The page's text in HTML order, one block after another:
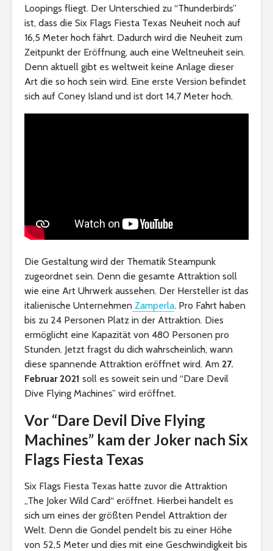
Loopings fliegt. Der Unterschied zu “Thunderbirds”
ist, dass die Six Flags Fiesta Texas Neuheit noch auf
16,5 Meter hoch fährt. Dadurch wird die Neuheit zum
Zeitpunkt der Eröffnung, auch eine Weltneuheit sein.
Denn aktuell gibt es weltweit keine Anlage dieser
Art die so hoch sein wird. Eine erste Version befindet
sich auf Coney Island und ist dort 14,7 Meter hoch.
Die Gestaltung wird der Thematik Steampunk
zugeordnet sein. Denn die gesamte Attraktion soll
wie eine Art Uhrwerk aussehen. Der Hersteller ist das
italienische Unternehmen Zamperla. Pro Fahrt haben
bis zu 24 Personen Platz in der Attraktion. Dies
ermöglicht eine Kapazität von 480 Personen pro
Stunden. Jetzt fragst du dich wahrscheinlich, wann
diese spannende Attraktion eröffnet wird. Am 27.
Februar 2021 soll es soweit sein und “Dare Devil
Dive Flying Machines” wird eröffnet.
Vor “Dare Devil Dive Flying
Machines” kam der Joker nach Six
Flags Fiesta Texas
Six Flags Fiesta Texas hatte zuvor die Attraktion
„The Joker Wild Card“ eröffnet. Hierbei handelt es
sich um eines der größten Pendel Attraktion der
Welt. Denn die Gondel pendelt bis zu einer Höhe
von 52,5 Meter und dies mit eine Geschwindigkeit bis